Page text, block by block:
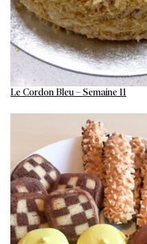
Le Cordon Bleu – Semaine 11